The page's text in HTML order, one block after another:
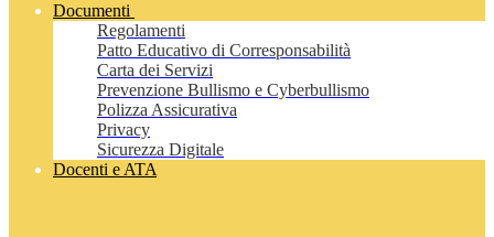
Documenti
Regolamenti
Patto Educativo di Corresponsabilità
Carta dei Servizi
Prevenzione Bullismo e Cyberbullismo
Polizza Assicurativa
Privacy
Sicurezza Digitale
Docenti e ATA